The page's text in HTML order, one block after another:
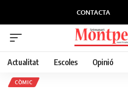
CONTACTA
Actualitat Escoles Opinió
CÒMIC